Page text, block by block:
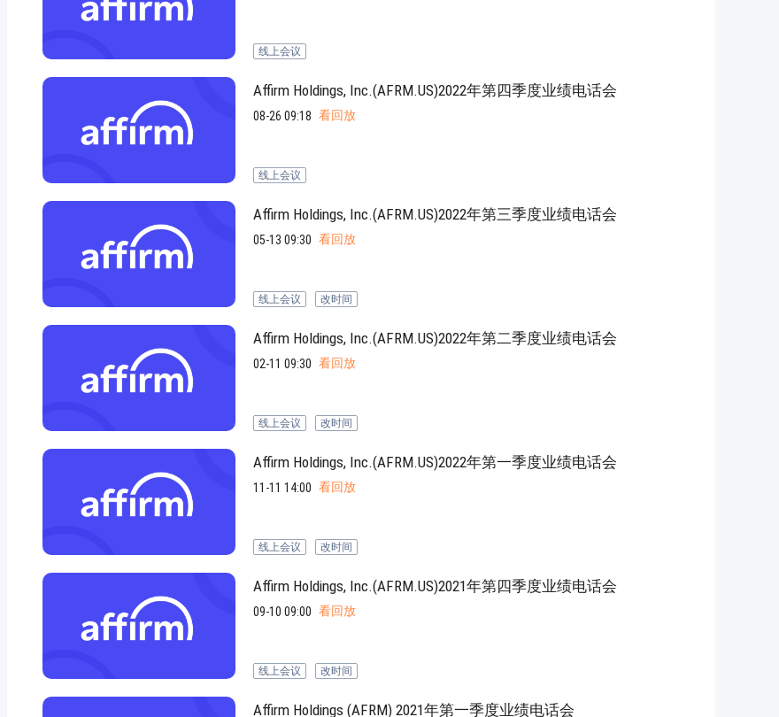
线上会议
Affirm Holdings, Inc.(AFRM.US)2022年第四季度业绩电话会
08-26 09:18 看回放
线上会议
Affirm Holdings, Inc.(AFRM.US)2022年第三季度业绩电话会
05-13 09:30 看回放
线上会议 改时间
Affirm Holdings, Inc.(AFRM.US)2022年第二季度业绩电话会
02-11 09:30 看回放
线上会议 改时间
Affirm Holdings, Inc.(AFRM.US)2022年第一季度业绩电话会
11-11 14:00 看回放
线上会议 改时间
Affirm Holdings, Inc.(AFRM.US)2021年第四季度业绩电话会
09-10 09:00 看回放
线上会议 改时间
Affirm Holdings (AFRM) 2021年第一季度业绩电话会